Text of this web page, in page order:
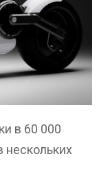
в 60 000
нескольких